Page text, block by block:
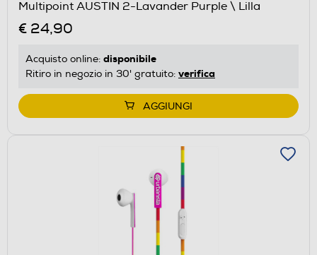
Multipoint AUSTIN 2-Lavander Purple \ Lilla
€ 24,90
Acquisto online: disponibile
Ritiro in negozio in 30' gratuito: verifica
AGGIUNGI